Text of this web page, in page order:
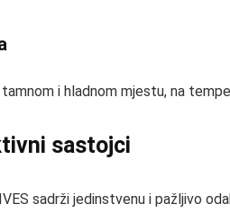
i hladnom mjestu, na
sastojci
sadrži jedinstvenu i pažljivo